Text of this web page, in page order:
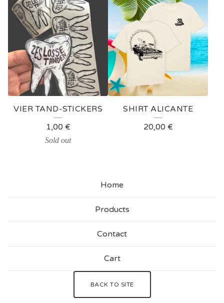
VIER TAND-STICKERS
1,00 €
Sold out
SHIRT ALICANTE
20,00 €
Home
Products
Contact
Cart
BACK TO SITE